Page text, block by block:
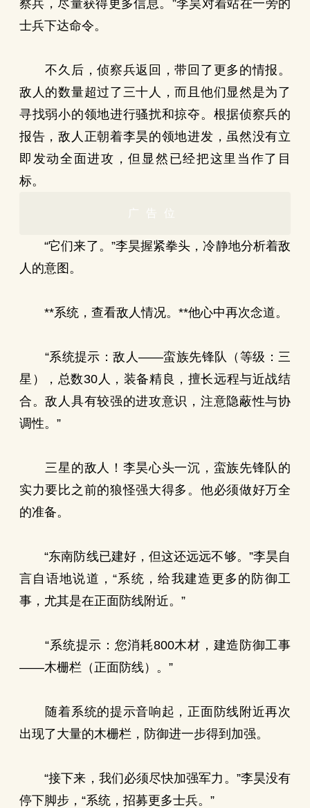
察兵，尽量获得更多信息。”李昊对着站在一旁的
士兵下达命令。
不久后，侦察兵返回，带回了更多的情报。
敌人的数量超过了三十人，而且他们显然是为了
寻找弱小的领地进行骚扰和掠夺。根据侦察兵的
报告，敌人正朝着李昊的领地进发，虽然没有立
即发动全面进攻，但显然已经把这里当作了目
标。
广告位
“它们来了。”李昊握紧拳头，冷静地分析着敌
人的意图。
**系统，查看敌人情况。**他心中再次念道。
“系统提示：敌人——蛮族先锋队（等级：三
星），总数30人，装备精良，擅长远程与近战结
合。敌人具有较强的进攻意识，注意隐蔽性与协
调性。”
三星的敌人！李昊心头一沉，蛮族先锋队的
实力要比之前的狼怪强大得多。他必须做好万全
的准备。
“东南防线已建好，但这还远远不够。”李昊自
言自语地说道，“系统，给我建造更多的防御工
事，尤其是在正面防线附近。”
“系统提示：您消耗800木材，建造防御工事
——木栅栏（正面防线）。”
随着系统的提示音响起，正面防线附近再次
出现了大量的木栅栏，防御进一步得到加强。
“接下来，我们必须尽快加强军力。”李昊没有
停下脚步，“系统，招募更多士兵。”